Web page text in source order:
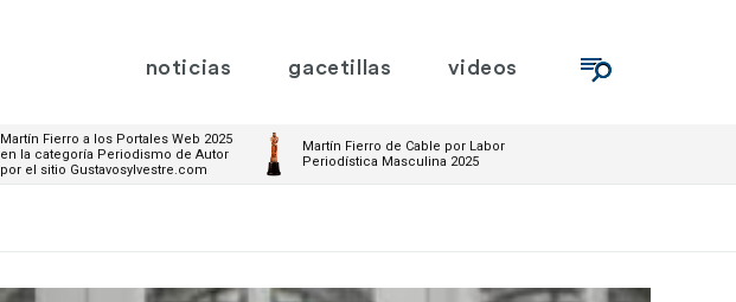
noticias gacetillas videos
Martín Fierro a los Portales Web 2025
en la categoría Periodismo de Autor
por el sitio Gustavosylvestre.com
Martín Fierro de Cable por Labor
Periodística Masculina 2025